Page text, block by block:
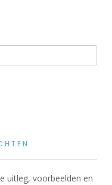
uitleg, voorbeelden en